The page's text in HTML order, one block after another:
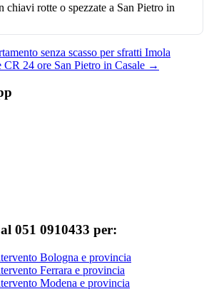
chiavi rotte o spezzate a San Pietro in
senza scasso per sfratti Imola
CR 24 ore San Pietro in Casale →
051 0910433 per:
Bologna e provincia
Ferrara e provincia
Modena e provincia